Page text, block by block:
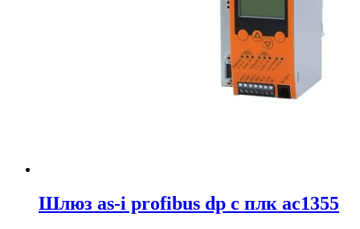
Шлюз as-i profibus dp с плк ac1355